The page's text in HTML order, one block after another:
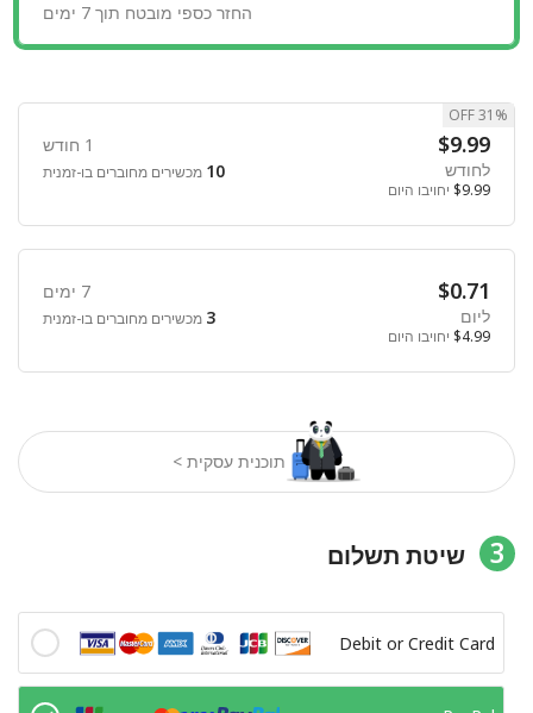
תוכנית עסקית >
החזר כספי מובטח תוך 7 ימים
1 חודש
10 מכשירים מחוברים בו-זמנית
$9.99
לחודש
$9.99 יחויבו היום
31% OFF
7 ימים
3 מכשירים מחוברים בו-זמנית
$0.71
ליום
$4.99 יחויבו היום
3 שיטת תשלום
Debit or Credit Card